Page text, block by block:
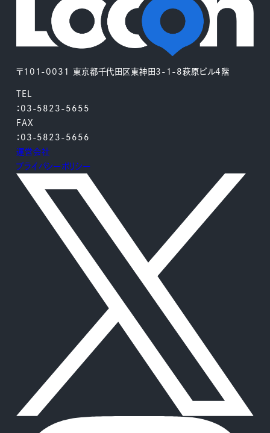
〒101-0031 東京都千代田区東神田3-1-8萩原ビル4階
TEL
：03-5823-5655
FAX
：03-5823-5656
運営会社
プライバシーポリシー